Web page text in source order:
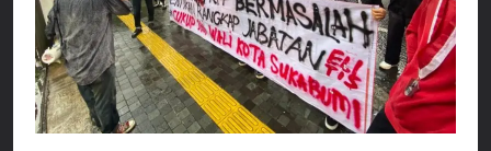
Cegah Stunting
Berangkatkan Empat
Korban Kebakaran KMP
Mutiara Sentosa 2 ke
Posko Pusat Tg. Perak
Surabaya
Agustus 5, 2026
SMA Negeri Nyalindung
Sukabumi Diduga
Lakukan Pungutan
melalui Komite Sekolah,
Disorot karena Dinilai
Bertentangan dengan
Agustus 4, 2026
Ketua Umum FSP
Maritim Indonesia